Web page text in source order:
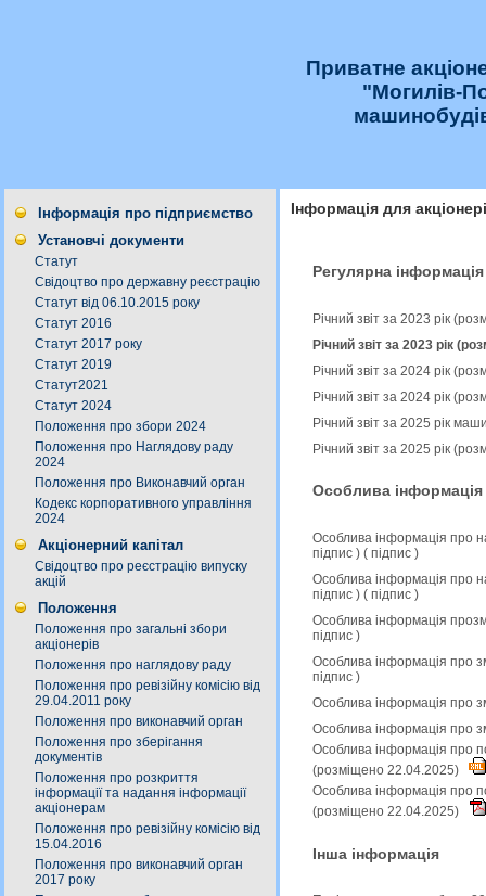
Приватне
"Могилів-
Інформація про підприємство
Установчі документи
Статут
Свідоцтво про державну реєстрацію
Статут від 06.10.2015 року
Статут 2016
Статут 2017 року
Статут 2019
Статут2021
Статут 2024
Положення про збори 2024
Положення про Наглядову раду
2024
Положення про Виконавчий орган
Кодекс корпоративного управління
2024
Акціонерний капітал
Свідоцтво про реєстрацію випуску
акцій
Положення
Положення про загальні збори
акціонерів
Положення про наглядову раду
Положення про ревізійну комісію від
29.04.2011 року
Положення про виконавчий орган
Положення про зберігання
документів
Положення про розкриття
інформації та надання інформації
акціонерам
Положення про ревізійну комісію від
15.04.2016
Положення про виконавчий орган
2017 року
Інформація для
Регулярна інформація
Річний звіт за 2023 рік
Річний звіт за 2023 рік
Річний звіт за 2024 рік
Річний звіт за 2024 рік
Річний звіт за 2025 рік
Річний звіт за 2025 рік
Особлива інформація
Особлива інформація про
підпис ) ( підпис )
Особлива інформація про
підпис ) ( підпис )
Особлива інформація
підпис )
Особлива інформація про
підпис )
Особлива інформація про
Особлива інформація про
Особлива інформація про
(розміщено 22.04.2025)
Особлива інформація про
(розміщено 22.04.2025)
Інша інформація